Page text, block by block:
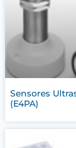
Sensores
(E4PA)